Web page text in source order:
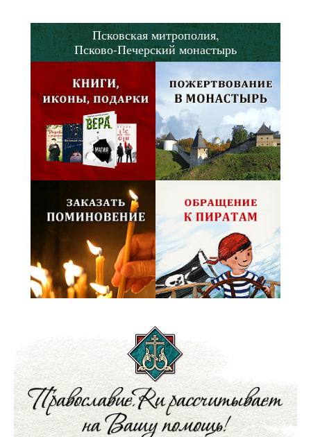
Псковская митрополия,
Псково-Печерский монастырь